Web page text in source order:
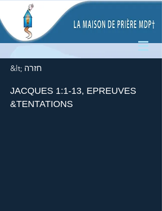
&lt; חזרה
JACQUES 1:1-13, EPREUVES
&TENTATIONS